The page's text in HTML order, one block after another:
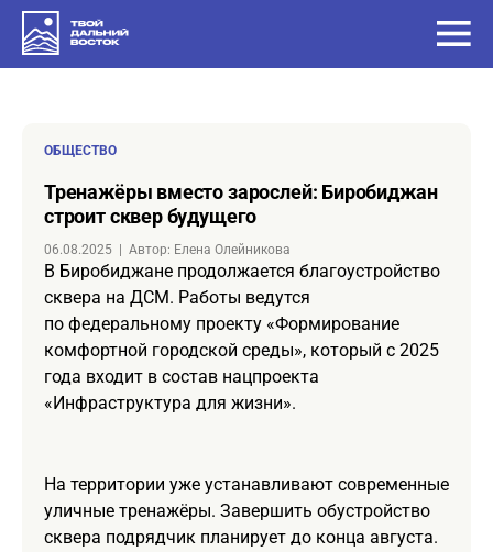
ОБЩЕСТВО
Тренажёры вместо зарослей: Биробиджан
строит сквер будущего
06.08.2025 Автор: Елена Олейникова
В Биробиджане продолжается благоустройство
сквера на ДСМ. Работы ведутся
по федеральному проекту «Формирование
комфортной городской среды», который с 2025
года входит в состав нацпроекта
«Инфраструктура для жизни».
На территории уже устанавливают современные
уличные тренажёры. Завершить обустройство
сквера подрядчик планирует до конца августа.